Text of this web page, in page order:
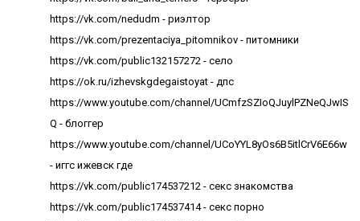
https://vk.com/nedudm - риэлтор
https://vk.com/prezentaciya_pitomnikov - питомники
https://vk.com/public132157272 - село
https://ok.ru/izhevskgdegaistoyat - дпс
https://www.youtube.com/channel/UCmfzSZIoQJuylPZNeQJwIS
Q - блоггер
https://www.youtube.com/channel/UCoYYL8yOs6B5itlCrV6E66w
- иггс ижевск где
https://vk.com/public174537212 - секс знакомства
https://vk.com/public174537414 - секс порно